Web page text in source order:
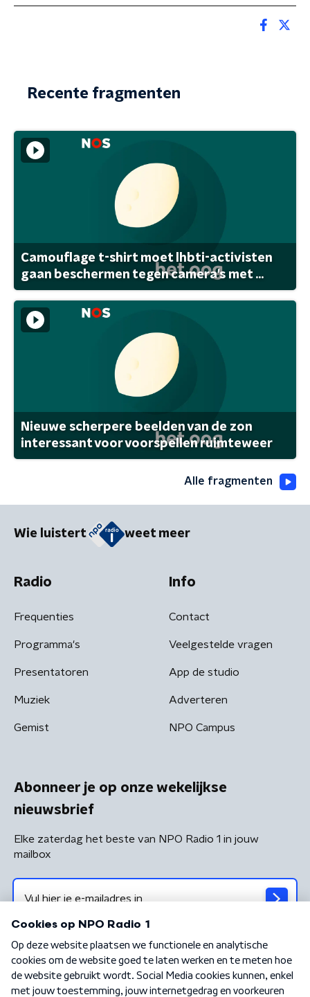
Recente fragmenten
Camouflage t-shirt moet lhbti-activisten
gaan beschermen tegen camera's met ...
Nieuwe scherpere beelden van de zon
interessant voor voorspellen ruimteweer
Alle fragmenten
Wie luistert weet meer
Radio
Frequenties
Programma's
Presentatoren
Muziek
Gemist
Info
Contact
Veelgestelde vragen
App de studio
Adverteren
NPO Campus
Abonneer je op onze wekelijkse
nieuwsbrief
Elke zaterdag het beste van NPO Radio 1 in jouw
mailbox
Algemene voorwaarden